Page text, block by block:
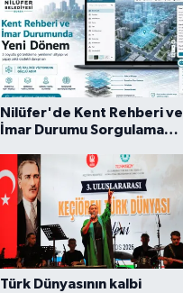
Nilüfer'de Kent Rehberi ve
İmar Durumu Sorgulama
Türk Dünyasının kalbi